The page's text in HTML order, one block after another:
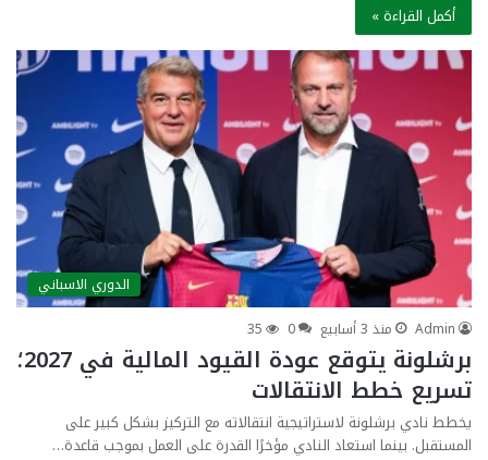
أكمل القراءة »
الدوري الاسباني
Admin
منذ 3 أسابيع 0
35
برشلونة يتوقع عودة القيود المالية في 2027؛
تسريع خطط الانتقالات
يخطط نادي برشلونة لاستراتيجية انتقالاته مع التركيز بشكل كبير على
المستقبل. بينما استعاد النادي مؤخرًا القدرة على العمل بموجب قاعدة…